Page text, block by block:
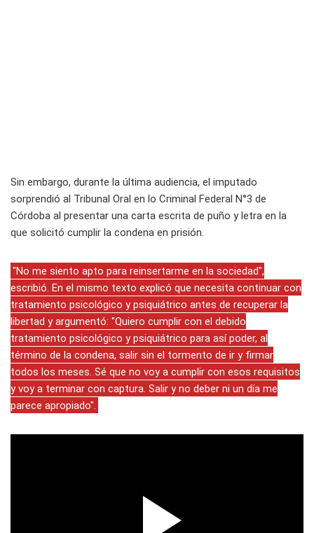
Sin embargo, durante la última audiencia, el imputado
sorprendió al Tribunal Oral en lo Criminal Federal N°3 de
Córdoba al presentar una carta escrita de puño y letra en la
que solicitó cumplir la condena en prisión.
"No me siento apto para reinsertarme en la sociedad",
escribió. En el mismo texto explicó que necesita continuar con
tratamiento psicológico y psiquiátrico antes de recuperar la
libertad y argumentó: "Quiero cumplir con el debido
tratamiento psicológico y psiquiátrico para así poder, al
término de la condena, salir sin el tormento de ir y firmar
todos los meses. Sé que no voy a cumplir con esos requisitos
y voy a terminar con captura. Salir y no deber ni un día me
parece apropiado".